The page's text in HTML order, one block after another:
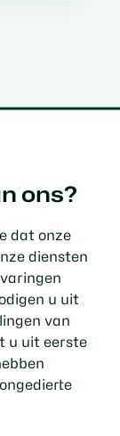
ons?
dat onze
diensten
u uit
van
u uit eerste